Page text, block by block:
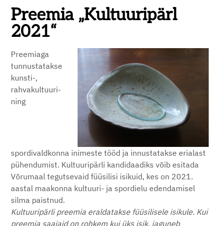
Preemia „Kultuuripärl
2021“
Preemiaga
tunnustatakse
kunsti-,
rahvakultuuri-
ning
spordivaldkonna inimeste tööd ja innustatakse erialast
pühendumist. Kultuuripärli kandidaadiks võib esitada
Võrumaal tegutsevaid füüsilisi isikuid, kes on 2021.
aastal maakonna kultuuri- ja spordielu edendamisel
silma paistnud.
Kultuuripärli preemia eraldatakse füüsilisele isikule. Kui
preemia saajaid on rohkem kui üks isik, jaguneb